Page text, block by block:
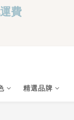
精選品牌
費